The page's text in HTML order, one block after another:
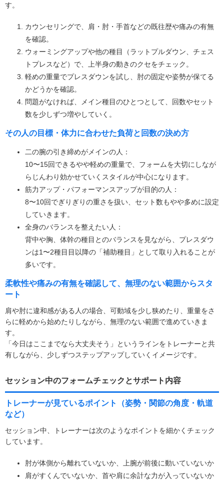
す。
カウンセリングで、肩・肘・手首などの既往歴や痛みの有無
を確認。
ウォーミングアップや他の種目（ラットプルダウン、チェス
トプレスなど）で、上半身の動きのクセをチェック。
軽めの重量でプレスダウンを試し、肘の固定や姿勢が保てる
かどうかを確認。
問題がなければ、メイン種目のひとつとして、回数やセット
数を少しずつ増やしていく。
その人の目標・体力に合わせた負荷と回数の決め方
二の腕の引き締めがメインの人：
10〜15回できるやや軽めの重量で、フォームを大切にしなが
らじんわり効かせていくスタイルが中心になります。
筋力アップ・パフォーマンスアップが目的の人：
8〜10回でぎりぎりの重さを扱い、セット数もやや多めに設定
していきます。
全身のバランスを整えたい人：
背中や胸、体幹の種目とのバランスを見ながら、プレスダウ
ンは1〜2種目目以降の「補助種目」として取り入れることが
多いです。
柔軟性や痛みの有無を確認して、無理のない範囲からスタ
ート
肩や肘に違和感がある人の場合、可動域を少し狭めたり、重量をさ
らに軽めから始めたりしながら、無理のない範囲で進めていきま
す。
「今日はここまでなら大丈夫そう」というラインをトレーナーと共
有しながら、少しずつステップアップしていくイメージです。
セッション中のフォームチェックとサポート内容
トレーナーが見ているポイント（姿勢・関節の角度・軌道
など）
セッション中、トレーナーは次のようなポイントを細かくチェック
しています。
肘が体側から離れていないか、上腕が前後に動いていないか
肩がすくんでいないか、首や肩に余計な力が入っていないか